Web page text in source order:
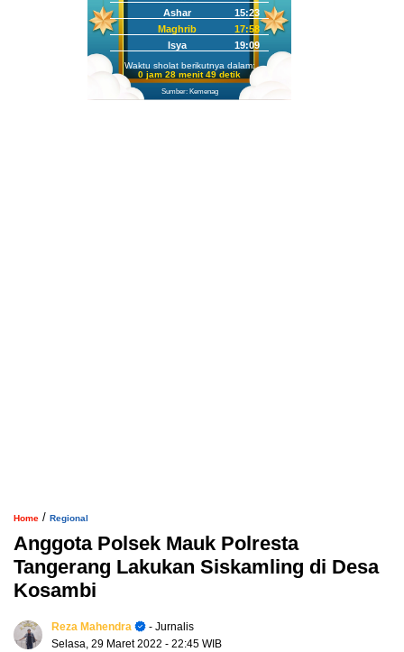
Ashar
15:23
Maghrib
17:58
Isya
19:09
Waktu sholat berikutnya dalam:
0 jam 28 menit 48 detik
Sumber: Kemenag
Home / Regional
Anggota Polsek Mauk Polresta
Tangerang Lakukan Siskamling di Desa
Kosambi
Reza Mahendra
- Jurnalis
Selasa, 29 Maret 2022 - 22:45 WIB